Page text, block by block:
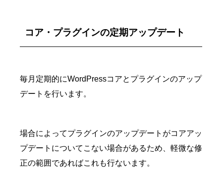
コア・プラグインの定期アップデート
毎月定期的にWordPressコアとプラグインのアップ
デートを行います。
場合によってプラグインのアップデートがコアアッ
プデートについてこない場合があるため、軽微な修
正の範囲であればこれも行ないます。